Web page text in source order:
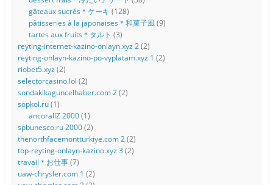
gâteaux sucrés＊ケーキ (128)
pâtisseries à la japonaises＊和菓子風(9)
tartes aux fruits＊タルト (3)
reyting-internet-kazino-onlayn.xyz 2(2)
reyting-onlayn-kazino-po-vyplatam.xyz 1 (2)
riobet5.xyz (2)
selectorcasino.lol (2)
sondakikaguncelhaber.com 2(2)
sopkol.ru(1)
ancorallZ 2000(1)
spbunesco.ru 2000(2)
thenorthfacemontturkiye.com 2(2)
top-reyting-onlayn-kazino.xyz 3 (2)
travail＊お仕事(7)
uaw-chrysler.com 1 (2)